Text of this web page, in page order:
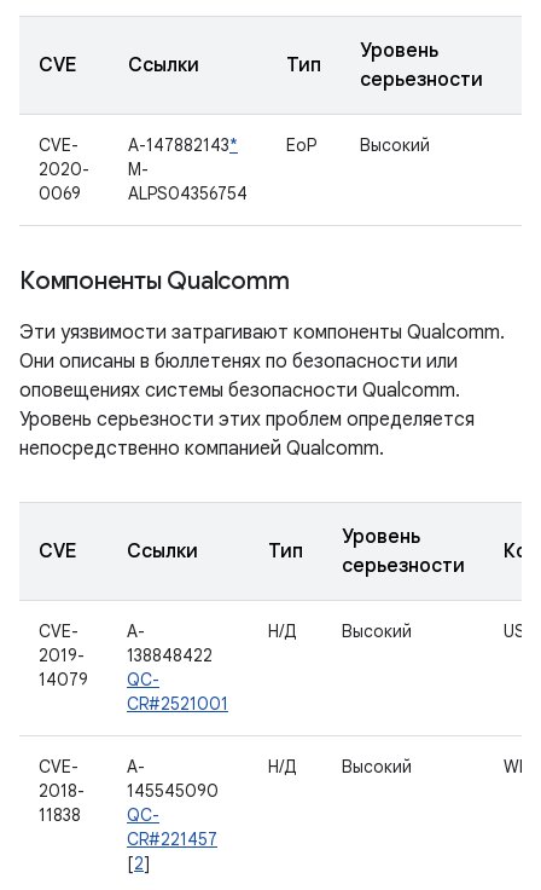
CVE Ссылки Тип
Уровень
серьезности
CVE-
2020-
0069
A-147882143*
M-
ALPS04356754
EoP Высокий
Компоненты Qualcomm
Эти уязвимости затрагивают компоненты Qualcomm.
Они описаны в бюллетенях по безопасности или
оповещениях системы безопасности Qualcomm.
Уровень серьезности этих проблем определяется
непосредственно компанией Qualcomm.
CVE Ссылки Тип
Уровень
серьезности
CVE-
2019-
14079
A-
138848422
QC-
CR#2521001
Н/Д Высокий USB
CVE-
2018-
11838
A-
145545090
QC-
CR#221457
[2]
Н/Д Высокий